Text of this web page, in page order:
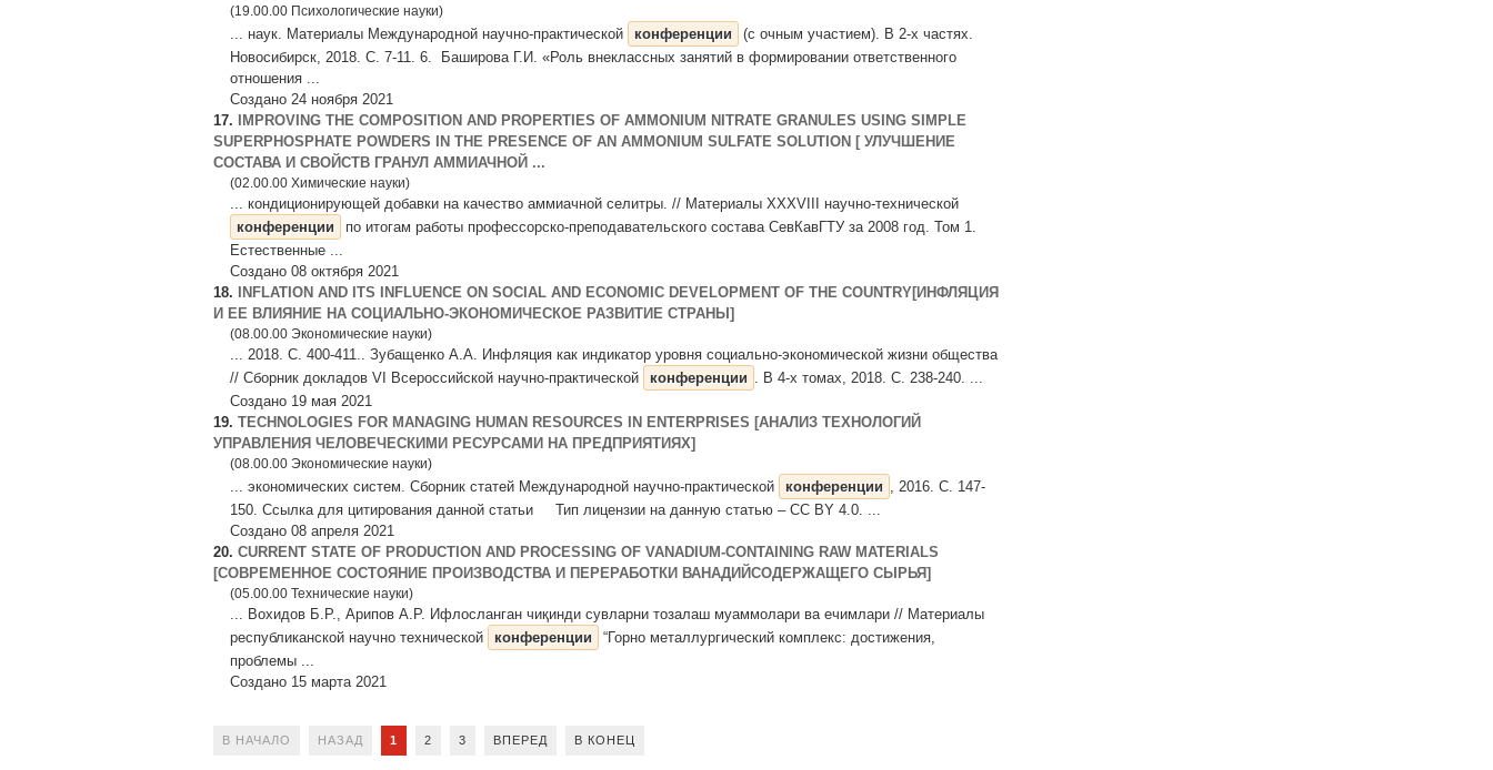
(19.00.00 Психологические науки)
... наук. Материалы Международной научно-практической конференции
(с очным участием). В 2-х частях.
Новосибирск, 2018. С. 7-11. 6. Баширова Г.И. «Роль внеклассных занятий в формировании ответственного
отношения ...
Создано 24 ноября 2021
17.
IMPROVING THE COMPOSITION AND PROPERTIES OF AMMONIUM NITRATE GRANULES USING SIMPLE
SUPERPHOSPHATE POWDERS IN THE PRESENCE OF AN AMMONIUM SULFATE SOLUTION [ УЛУЧШЕНИЕ
СОСТАВА И СВОЙСТВ ГРАНУЛ АММИАЧНОЙ ...
(02.00.00 Химические науки)
... кондиционирующей добавки на качество аммиачной селитры. // Материалы XXXVIII научно-технической
конференции
по итогам работы профессорско-преподавательского состава СевКавГТУ за 2008 год. Том 1.
Естественные ...
Создано 08 октября 2021
18.
INFLATION AND ITS INFLUENCE ON SOCIAL AND ECONOMIC DEVELOPMENT OF THE COUNTRY[ИНФЛЯЦИЯ
И ЕЕ ВЛИЯНИЕ НА СОЦИАЛЬНО-ЭКОНОМИЧЕСКОЕ РАЗВИТИЕ СТРАНЫ]
(08.00.00 Экономические науки)
... 2018. С. 400-411.. Зубащенко А.А. Инфляция как индикатор уровня социально-экономической жизни общества
// Сборник докладов VI Всероссийской научно-практической
конференции . В 4-х томах, 2018. С. 238-240. ...
Создано 19 мая 2021
19. TECHNOLOGIES FOR MANAGING HUMAN RESOURCES IN ENTERPRISES [АНАЛИЗ ТЕХНОЛОГИЙ
УПРАВЛЕНИЯ ЧЕЛОВЕЧЕСКИМИ РЕСУРСАМИ НА ПРЕДПРИЯТИЯХ]
(08.00.00 Экономические науки)
... экономических систем. Cборник статей Международной научно-практической конференции , 2016. С. 147-
150. Ссылка для цитирования данной статьи Тип лицензии на данную статью – CC BY 4.0. ...
Создано 08 апреля 2021
20. CURRENT STATE OF PRODUCTION AND PROCESSING OF VANADIUM-CONTAINING RAW MATERIALS
[СОВРЕМЕННОЕ СОСТОЯНИЕ ПРОИЗВОДСТВА И ПЕРЕРАБОТКИ ВАНАДИЙСОДЕРЖАЩЕГО СЫРЬЯ]
(05.00.00 Технические науки)
... Вохидов Б.Р., Арипов А.Р. Ифлосланган чиқинди сувларни тозалаш муаммолари ва ечимлари // Материалы
республиканской научно технической
конференции
“Горно металлургический комплекс: достижения,
проблемы ...
Создано 15 марта 2021
В НАЧАЛО НАЗАД 1 2 3 ВПЕРЕД В КОНЕЦ